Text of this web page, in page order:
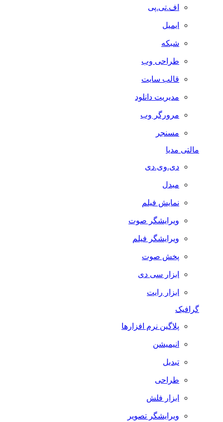
اف.تی.پی
ایمیل
شبکه
طراحی وب
قالب سایت
مدیریت دانلود
مرورگر وب
مسنجر
مالتی مدیا
دی.وی.دی
مبدل
نمایش فیلم
ویرایشگر صوت
ویرایشگر فیلم
پخش صوت
ابزار سی دی
ابزار رایت
گرافیک
پلاگین نرم افزارها
انیمیشن
تبدیل
طراحی
ابزار فلش
ویرایشگر تصویر